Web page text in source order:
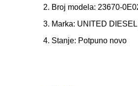
2. Broj modela: 23670-
3. Marka: UNITED
4. Stanje: Potpuno novo